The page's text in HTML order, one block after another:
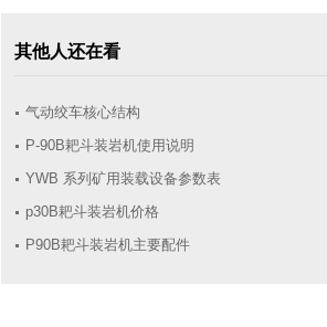
其他人还在看
气动绞车核心结构
P-90B耙斗装岩机使用说明
YWB 系列矿用装载设备参数表
p30B耙斗装岩机价格
​P90B耙斗装岩机主要配件